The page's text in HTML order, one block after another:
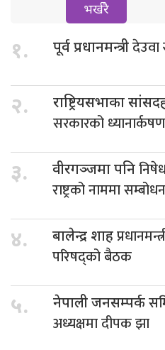
भर्खरै
१. पूर्व प्रधानमन्त्री
२. राष्ट्रियसभाका
सरकारको
३. वीरगञ्जमा पनि
राष्ट्रको नाममा
४. बालेन्द्र शाह
परिषद्को बैठक
५. नेपाली जनसम्पर्क
अध्यक्षमा दीपक झा